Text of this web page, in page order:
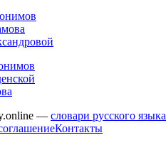
— словари русского языка
Контакты